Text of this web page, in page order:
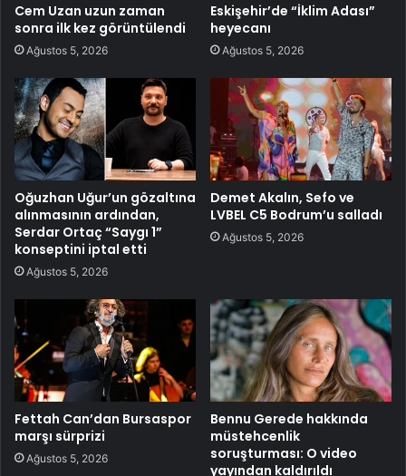
Cem Uzan uzun zaman
sonra ilk kez görüntülendi
Ağustos 5, 2026
Eskişehir’de “İklim Adası”
heyecanı
Ağustos 5, 2026
Oğuzhan Uğur’un gözaltına
alınmasının ardından,
Serdar Ortaç “Saygı 1”
konseptini iptal etti
Ağustos 5, 2026
Demet Akalın, Sefo ve
LVBEL C5 Bodrum’u salladı
Ağustos 5, 2026
Fettah Can’dan Bursaspor
marşı sürprizi
Ağustos 5, 2026
Bennu Gerede hakkında
müstehcenlik
soruşturması: O video
yayından kaldırıldı